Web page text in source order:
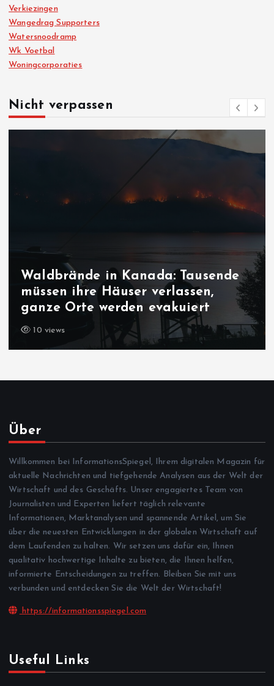
Verkiezingen
Wangedrag Supporters
Watersnoodramp
Wk Voetbal
Woningcorporaties
Nicht verpassen
Waldbrände in Kanada: Tausende
müssen ihre Häuser verlassen,
ganze Orte werden evakuiert
10 views
Über
Willkommen bei InformationsSpiegel, Ihrem digitalen Magazin für
aktuelle Nachrichten und tiefgehende Analysen aus der Welt der
Wirtschaft und des Geschäfts. Unser engagiertes Team von
Journalisten und Experten liefert täglich relevante
Informationen, Marktanalysen und spannende Artikel, um Sie
über die neuesten Entwicklungen in der globalen Wirtschaft auf
dem Laufenden zu halten. Wir setzen uns dafür ein, Ihnen
qualitativ hochwertige Inhalte zu bieten, die Ihnen helfen,
informierte Entscheidungen zu treffen. Bleiben Sie mit uns
verbunden und entdecken Sie die Welt der Wirtschaft!
https://informationsspiegel.com
Useful Links